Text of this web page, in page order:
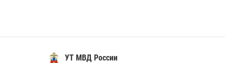
УТ МВД России